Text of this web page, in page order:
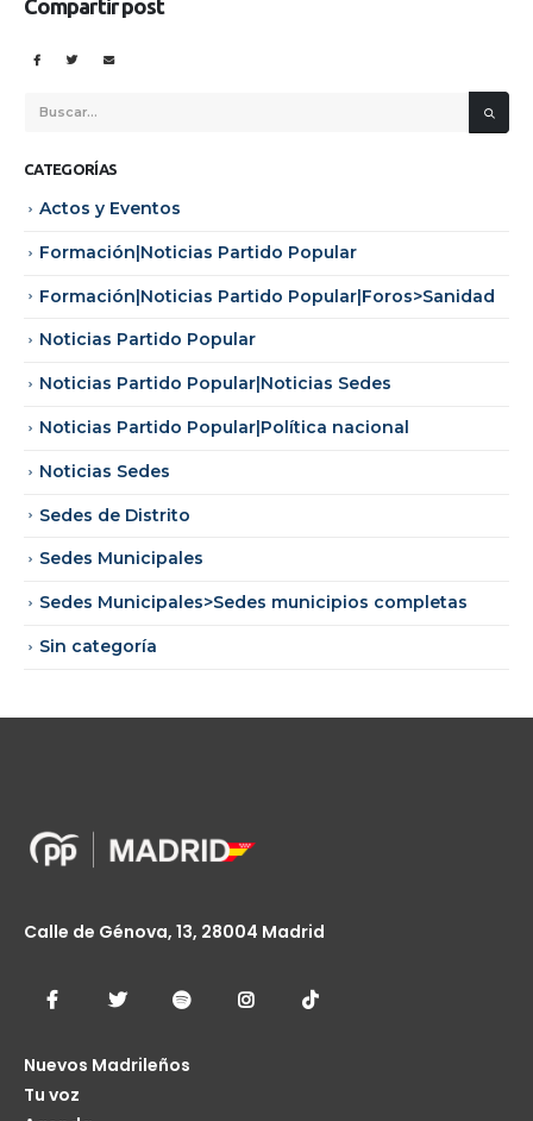
Compartir post
CATEGORÍAS
Actos y Eventos
Formación|Noticias Partido Popular
Formación|Noticias Partido Popular|Foros>Sanidad
Noticias Partido Popular
Noticias Partido Popular|Noticias Sedes
Noticias Partido Popular|Política nacional
Noticias Sedes
Sedes de Distrito
Sedes Municipales
Sedes Municipales>Sedes municipios completas
Sin categoría
Calle de Génova, 13, 28004 Madrid
Nuevos Madrileños
Tu voz